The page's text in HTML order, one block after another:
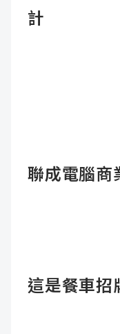
計
聯成電腦商
這是餐車招